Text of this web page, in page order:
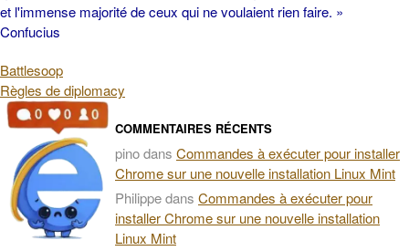
et l'immense majorité de ceux qui ne voulaient rien faire. »
Confucius
Battlesoop
Règles de diplomacy
COMMENTAIRES RÉCENTS
pinodans Commandes à exécuter pour installer
Chrome sur une nouvelle installation Linux Mint
Philippedans Commandes à exécuter pour
installer Chrome sur une nouvelle installation
Linux Mint